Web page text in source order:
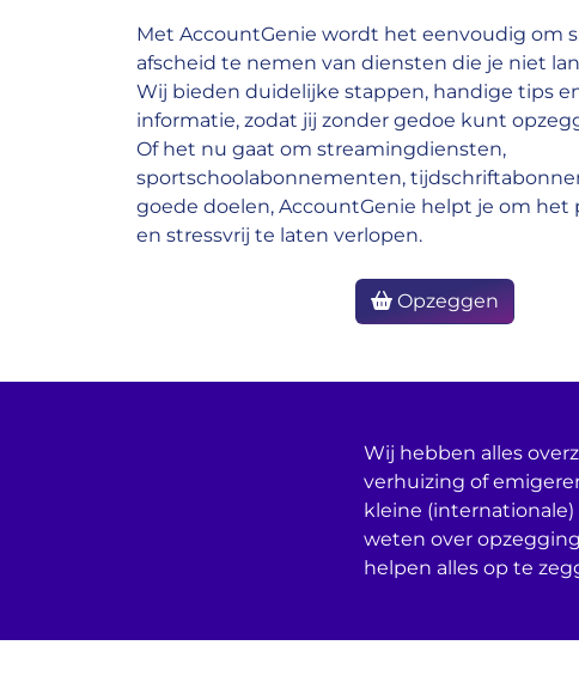
Met AccountGenie wordt het eenvoudig om
afscheid te nemen van diensten die je niet
Wij bieden duidelijke stappen, handige tips
informatie, zodat jij zonder gedoe kunt
Of het nu gaat om streamingdiensten,
sportschoolabonnementen,
goede doelen, AccountGenie helpt je om het
en stressvrij te laten verlopen.
Opzeggen
Wij hebben alles
verhuizing of
kleine
weten over
helpen alles op te